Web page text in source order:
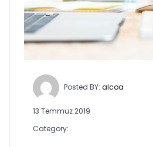
Posted BY: alcoa
13 Temmuz 2019
Category: